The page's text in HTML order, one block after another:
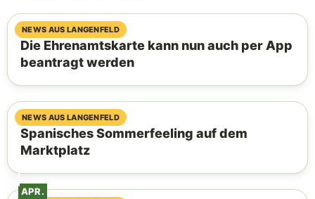
APR.
NEWS AUS LANGENFELD
07. August 2026
Die Ehrenamtskarte kann nun auch per App
beantragt werden
NEWS AUS LANGENFELD
06. August 2026
Spanisches Sommerfeeling auf dem
Marktplatz